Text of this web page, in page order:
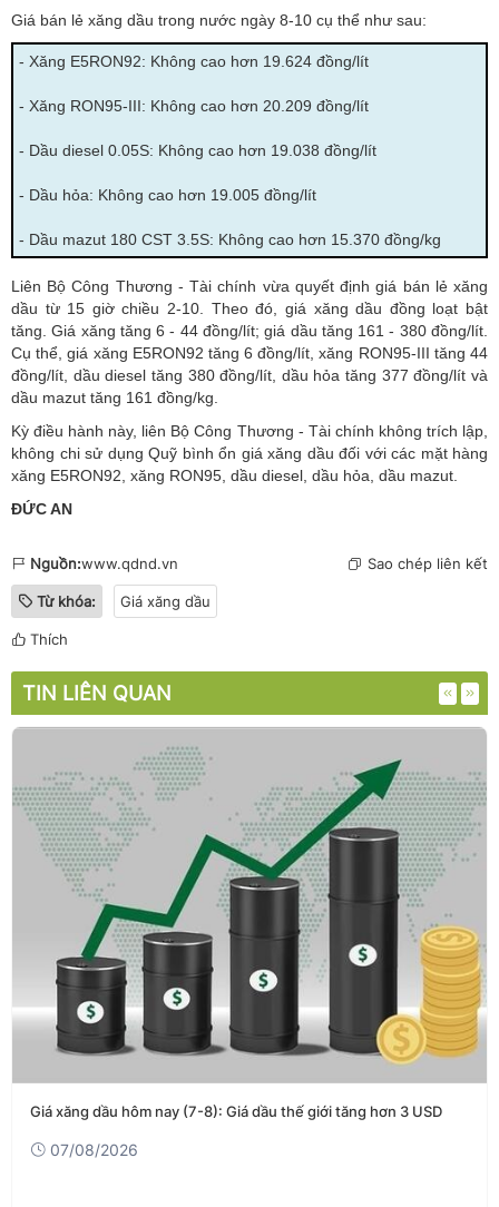
Giá bán lẻ xăng dầu trong nước ngày 8-10 cụ thể như sau:
- Xăng E5RON92: Không cao hơn 19.624 đồng/lít
- Xăng RON95-III: Không cao hơn 20.209 đồng/lít
- Dầu diesel 0.05S: Không cao hơn 19.038 đồng/lít
- Dầu hỏa: Không cao hơn 19.005 đồng/lít
- Dầu mazut 180 CST 3.5S: Không cao hơn 15.370 đồng/kg
Liên Bộ Công Thương - Tài chính vừa quyết định giá bán lẻ xăng
dầu từ 15 giờ chiều 2-10. Theo đó, giá xăng dầu đồng loạt bật
tăng. Giá xăng tăng 6 - 44 đồng/lít; giá dầu tăng 161 - 380 đồng/lít.
Cụ thể, giá xăng E5RON92 tăng 6 đồng/lít, xăng RON95-III tăng 44
đồng/lít, dầu diesel tăng 380 đồng/lít, dầu hỏa tăng 377 đồng/lít và
dầu mazut tăng 161 đồng/kg.
Kỳ điều hành này, liên Bộ Công Thương - Tài chính không trích lập,
không chi sử dụng Quỹ bình ổn giá xăng dầu đối với các mặt hàng
xăng E5RON92, xăng RON95, dầu diesel, dầu hỏa, dầu mazut.
ĐỨC AN
Nguồn:www.qdnd.vn Sao chép liên kết
Từ khóa: Giá xăng dầu
Thích
TIN LIÊN QUAN
Giá xăng dầu hôm nay (7-8): Giá dầu thế giới tăng hơn 3 USD
07/08/2026